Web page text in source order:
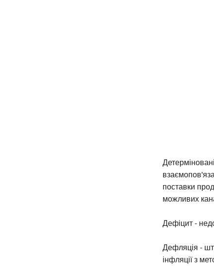
поставки
можливих
Дефіцит -
Дефляція -
інфляції з